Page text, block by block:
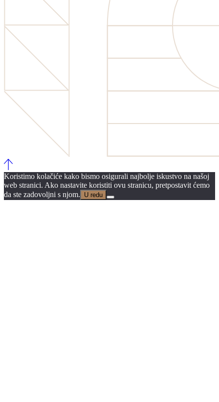
Koristimo kolačiće kako bismo osigurali najbolje iskustvo na našoj
web stranici. Ako nastavite koristiti ovu stranicu, pretpostavit ćemo
da ste zadovoljni s njom.
U redu